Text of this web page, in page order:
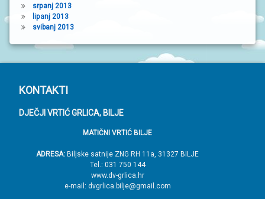
srpanj 2013
lipanj 2013
svibanj 2013
P
o
KONTAKTI
DJEČJI VRTIĆ GRLICA, BILJE
MATIČNI VRTIĆ BILJE
ADRESA: Biljske satnije ZNG RH 11a, 31327 BILJE
Tel.: 031 750 144
www.dv-grlica.hr
e-mail: dvgrlica.bilje@gmail.com